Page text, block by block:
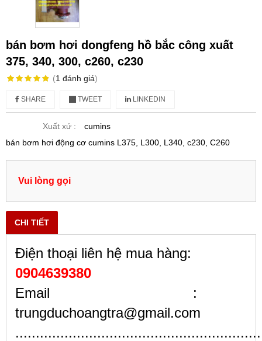
bán bơm hơi dongfeng hồ bắc công xuất
375, 340, 300, c260, c230
(1 đánh giá)
SHARE TWEET LINKEDIN
Xuất xứ :
cumins
bán bơm hơi động cơ cumins L375, L300, L340, c230, C260
Vui lòng gọi
CHI TIẾT
Điện thoại liên hệ mua hàng:
0904639380
Email :
trungduchoangtra@gmail.com